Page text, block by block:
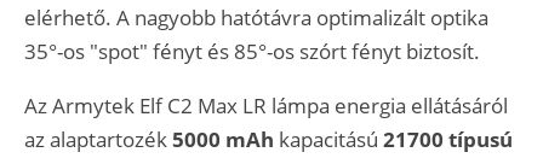
elérhető. A nagyobb hatótávra optimalizált optika
35°-os "spot" fényt és 85°-os szórt fényt biztosít.
Az Armytek Elf C2 Max LR lámpa energia ellátásáról
az alaptartozék5000 mAh kapacitású 21700 típusú